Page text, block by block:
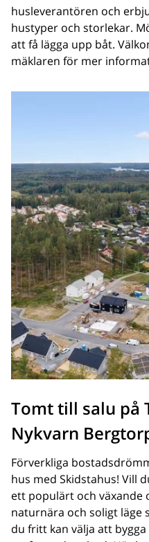
husleverantören och
hustyper och storlekar.
att få lägga upp båt.
mäklaren för mer
Tomt till salu på
Nykvarn
Förverkliga
hus med Skidstahus! Vill
ett populärt och växande
naturnära och soligt läge
du fritt kan välja att